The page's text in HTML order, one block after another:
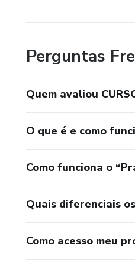
Perguntas
Quem avaliou
O que é e como
Como funciona o
Quais diferenciais
Como acesso meu